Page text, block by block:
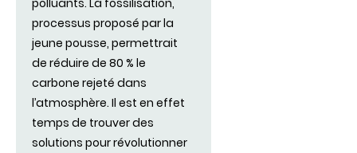
processus proposé par la
jeune pousse, permettrait
de réduire de 80 % le
carbone rejeté dans
l’atmosphère. Il est en effet
temps de trouver des
solutions pour révolutionner